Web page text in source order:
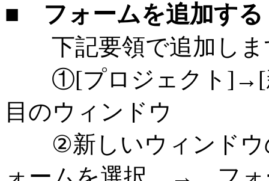
■ フォームを追加する
下記要領で追加しま
①[プロジェクト]→[
目のウィンドウ
②新しいウィンドウの